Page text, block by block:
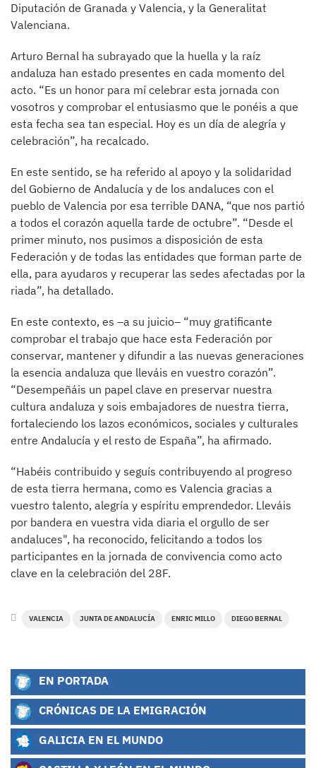
Diputación de Granada y Valencia, y la Generalitat
Valenciana.
Arturo Bernal ha subrayado que la huella y la raíz
andaluza han estado presentes en cada momento del
acto. “Es un honor para mí celebrar esta jornada con
vosotros y comprobar el entusiasmo que le ponéis a que
esta fecha sea tan especial. Hoy es un día de alegría y
celebración”, ha recalcado.
En este sentido, se ha referido al apoyo y la solidaridad
del Gobierno de Andalucía y de los andaluces con el
pueblo de Valencia por esa terrible DANA, “que nos partió
a todos el corazón aquella tarde de octubre”. “Desde el
primer minuto, nos pusimos a disposición de esta
Federación y de todas las entidades que forman parte de
ella, para ayudaros y recuperar las sedes afectadas por la
riada”, ha detallado.
En este contexto, es –a su juicio– “muy gratificante
comprobar el trabajo que hace esta Federación por
conservar, mantener y difundir a las nuevas generaciones
la esencia andaluza que lleváis en vuestro corazón”.
“Desempeñáis un papel clave en preservar nuestra
cultura andaluza y sois embajadores de nuestra tierra,
fortaleciendo los lazos económicos, sociales y culturales
entre Andalucía y el resto de España”, ha afirmado.
“Habéis contribuido y seguís contribuyendo al progreso
de esta tierra hermana, como es Valencia gracias a
vuestro talento, alegría y espíritu emprendedor. Lleváis
por bandera en vuestra vida diaria el orgullo de ser
andaluces", ha reconocido, felicitando a todos los
participantes en la jornada de convivencia como acto
clave en la celebración del 28F.
VALENCIA JUNTA DE ANDALUCÍA ENRIC MILLO DIEGO BERNAL
EN PORTADA
CRÓNICAS DE LA EMIGRACIÓN
GALICIA EN EL MUNDO